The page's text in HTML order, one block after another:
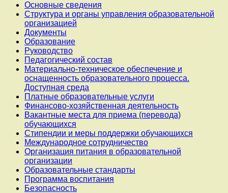
Основные сведения
Структура и органы управления образовательной
организацией
Документы
Образование
Руководство
Педагогический состав
Материально-техническое обеспечение и
оснащенность образовательного процесса.
Доступная среда
Платные образовательные услуги
Финансово-хозяйственная деятельность
Вакантные места для приема (перевода)
обучающихся
Стипендии и меры поддержки обучающихся
Международное сотрудничество
Организация питания в образовательной
организации
Образовательные стандарты
Программа воспитания
Безопасность